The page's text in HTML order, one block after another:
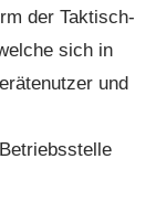
der Taktisch-
sich in
und